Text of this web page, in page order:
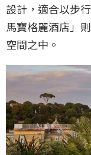
設計，適合以步
馬寶格麗酒店」
空間之中。